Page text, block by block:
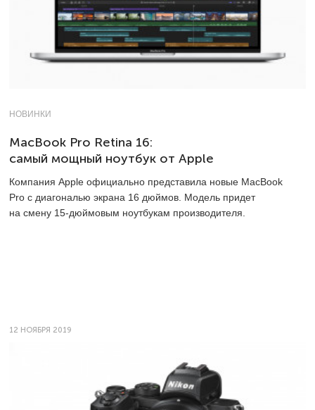
НОВИНКИ
MacBook Pro Retina 16:
самый мощный ноутбук от Apple
Компания Apple официально представила новые MacBook
Pro с диагональю экрана 16 дюймов. Модель придет
на смену 15-дюймовым ноутбукам производителя.
12 НОЯБРЯ 2019